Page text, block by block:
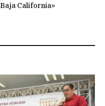
Baja California»